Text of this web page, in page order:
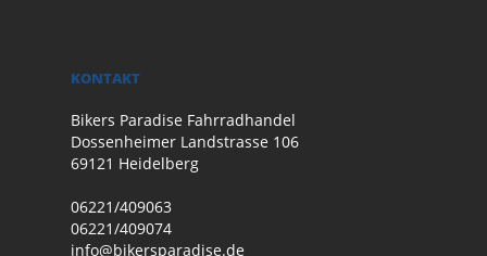
KONTAKT
Bikers Paradise Fahrradhandel
Dossenheimer Landstrasse 106
69121 Heidelberg
06221/409063
06221/409074
info@bikersparadise.de